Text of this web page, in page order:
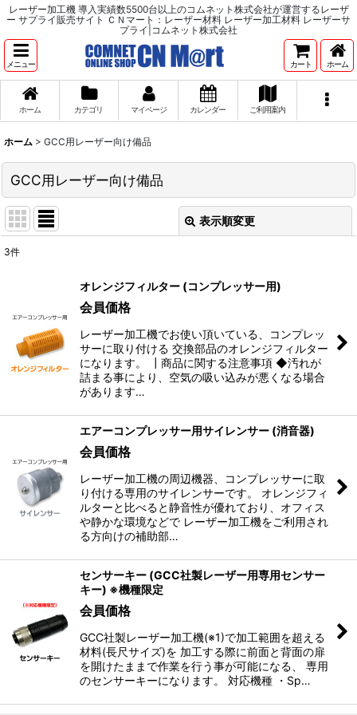
レーザー加工機 導入実績数5500台以上のコムネット株式会社が運営するレーザ
ー サプライ販売サイト ＣＮマート：レーザー材料 レーザー加工材料 レーザーサ
プライ|コムネット株式会社
メニュー カート ホーム
ホーム カテゴリ マイページ カレンダー ご利用案内
ホーム > GCC用レーザー向け備品
GCC用レーザー向け備品
表示順変更
並び順:
3件
オレンジフィルター (コンプレッサー用)
会員価格
レーザー加工機でお使い頂いている、コンプレッ
サーに取り付ける 交換部品のオレンジフィルター
になります。 ┃商品に関する注意事項 ◆汚れが
詰まる事により、空気の吸い込みが悪くなる場合
があります…
エアーコンプレッサー用サイレンサー (消音器)
会員価格
レーザー加工機の周辺機器、コンプレッサーに取
り付ける専用のサイレンサーです。 オレンジフィ
ルターと比べると静音性が優れており、オフィス
や静かな環境などで レーザー加工機をご利用され
る方向けの補助部…
センサーキー (GCC社製レーザー用専用センサー
キー) ※機種限定
会員価格
GCC社製レーザー加工機(※1)で加工範囲を超える
材料(長尺サイズ)を 加工する際に前面と背面の扉
を開けたままで作業を行う事が可能になる、 専用
のセンサーキーになります。 対応機種 ・Sp…